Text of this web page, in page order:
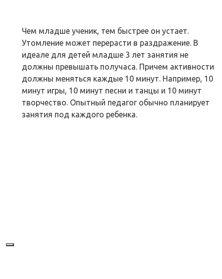
Чем младше ученик, тем быстрее он устает.
Утомление может перерасти в раздражение. В
идеале для детей младше 3 лет занятия не
должны превышать получаса. Причем активности
должны меняться каждые 10 минут. Например, 10
минут игры, 10 минут песни и танцы и 10 минут
творчество. Опытный педагог обычно планирует
занятия под каждого ребенка.